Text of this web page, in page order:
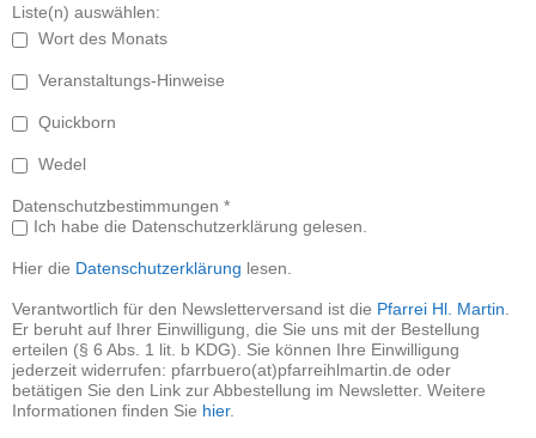
Liste(n) auswählen:
Wort des Monats
Veranstaltungs-Hinweise
Quickborn
Wedel
Datenschutzbestimmungen *
Ich habe die Datenschutzerklärung gelesen.
Hier die Datenschutzerklärung lesen.
Verantwortlich für den Newsletterversand ist die Pfarrei Hl. Martin
Er beruht auf Ihrer Einwilligung, die Sie uns mit der Bestellung
erteilen (§ 6 Abs. 1 lit. b KDG). Sie können Ihre Einwilligung
jederzeit widerrufen: pfarrbuero(at)pfarreihlmartin.de oder
betätigen Sie den Link zur Abbestellung im Newsletter. Weitere
Informationen finden Sie hier.